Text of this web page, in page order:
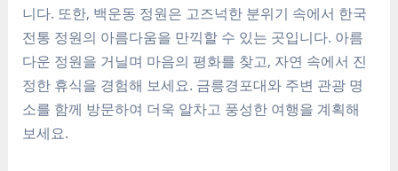
니다. 또한, 백운동 정원은 고즈넉한 분위기 속에서 한국
전통 정원의 아름다움을 만끽할 수 있는 곳입니다. 아름
다운 정원을 거닐며 마음의 평화를 찾고, 자연 속에서 진
정한 휴식을 경험해 보세요. 금릉경포대와 주변 관광 명
소를 함께 방문하여 더욱 알차고 풍성한 여행을 계획해
보세요.